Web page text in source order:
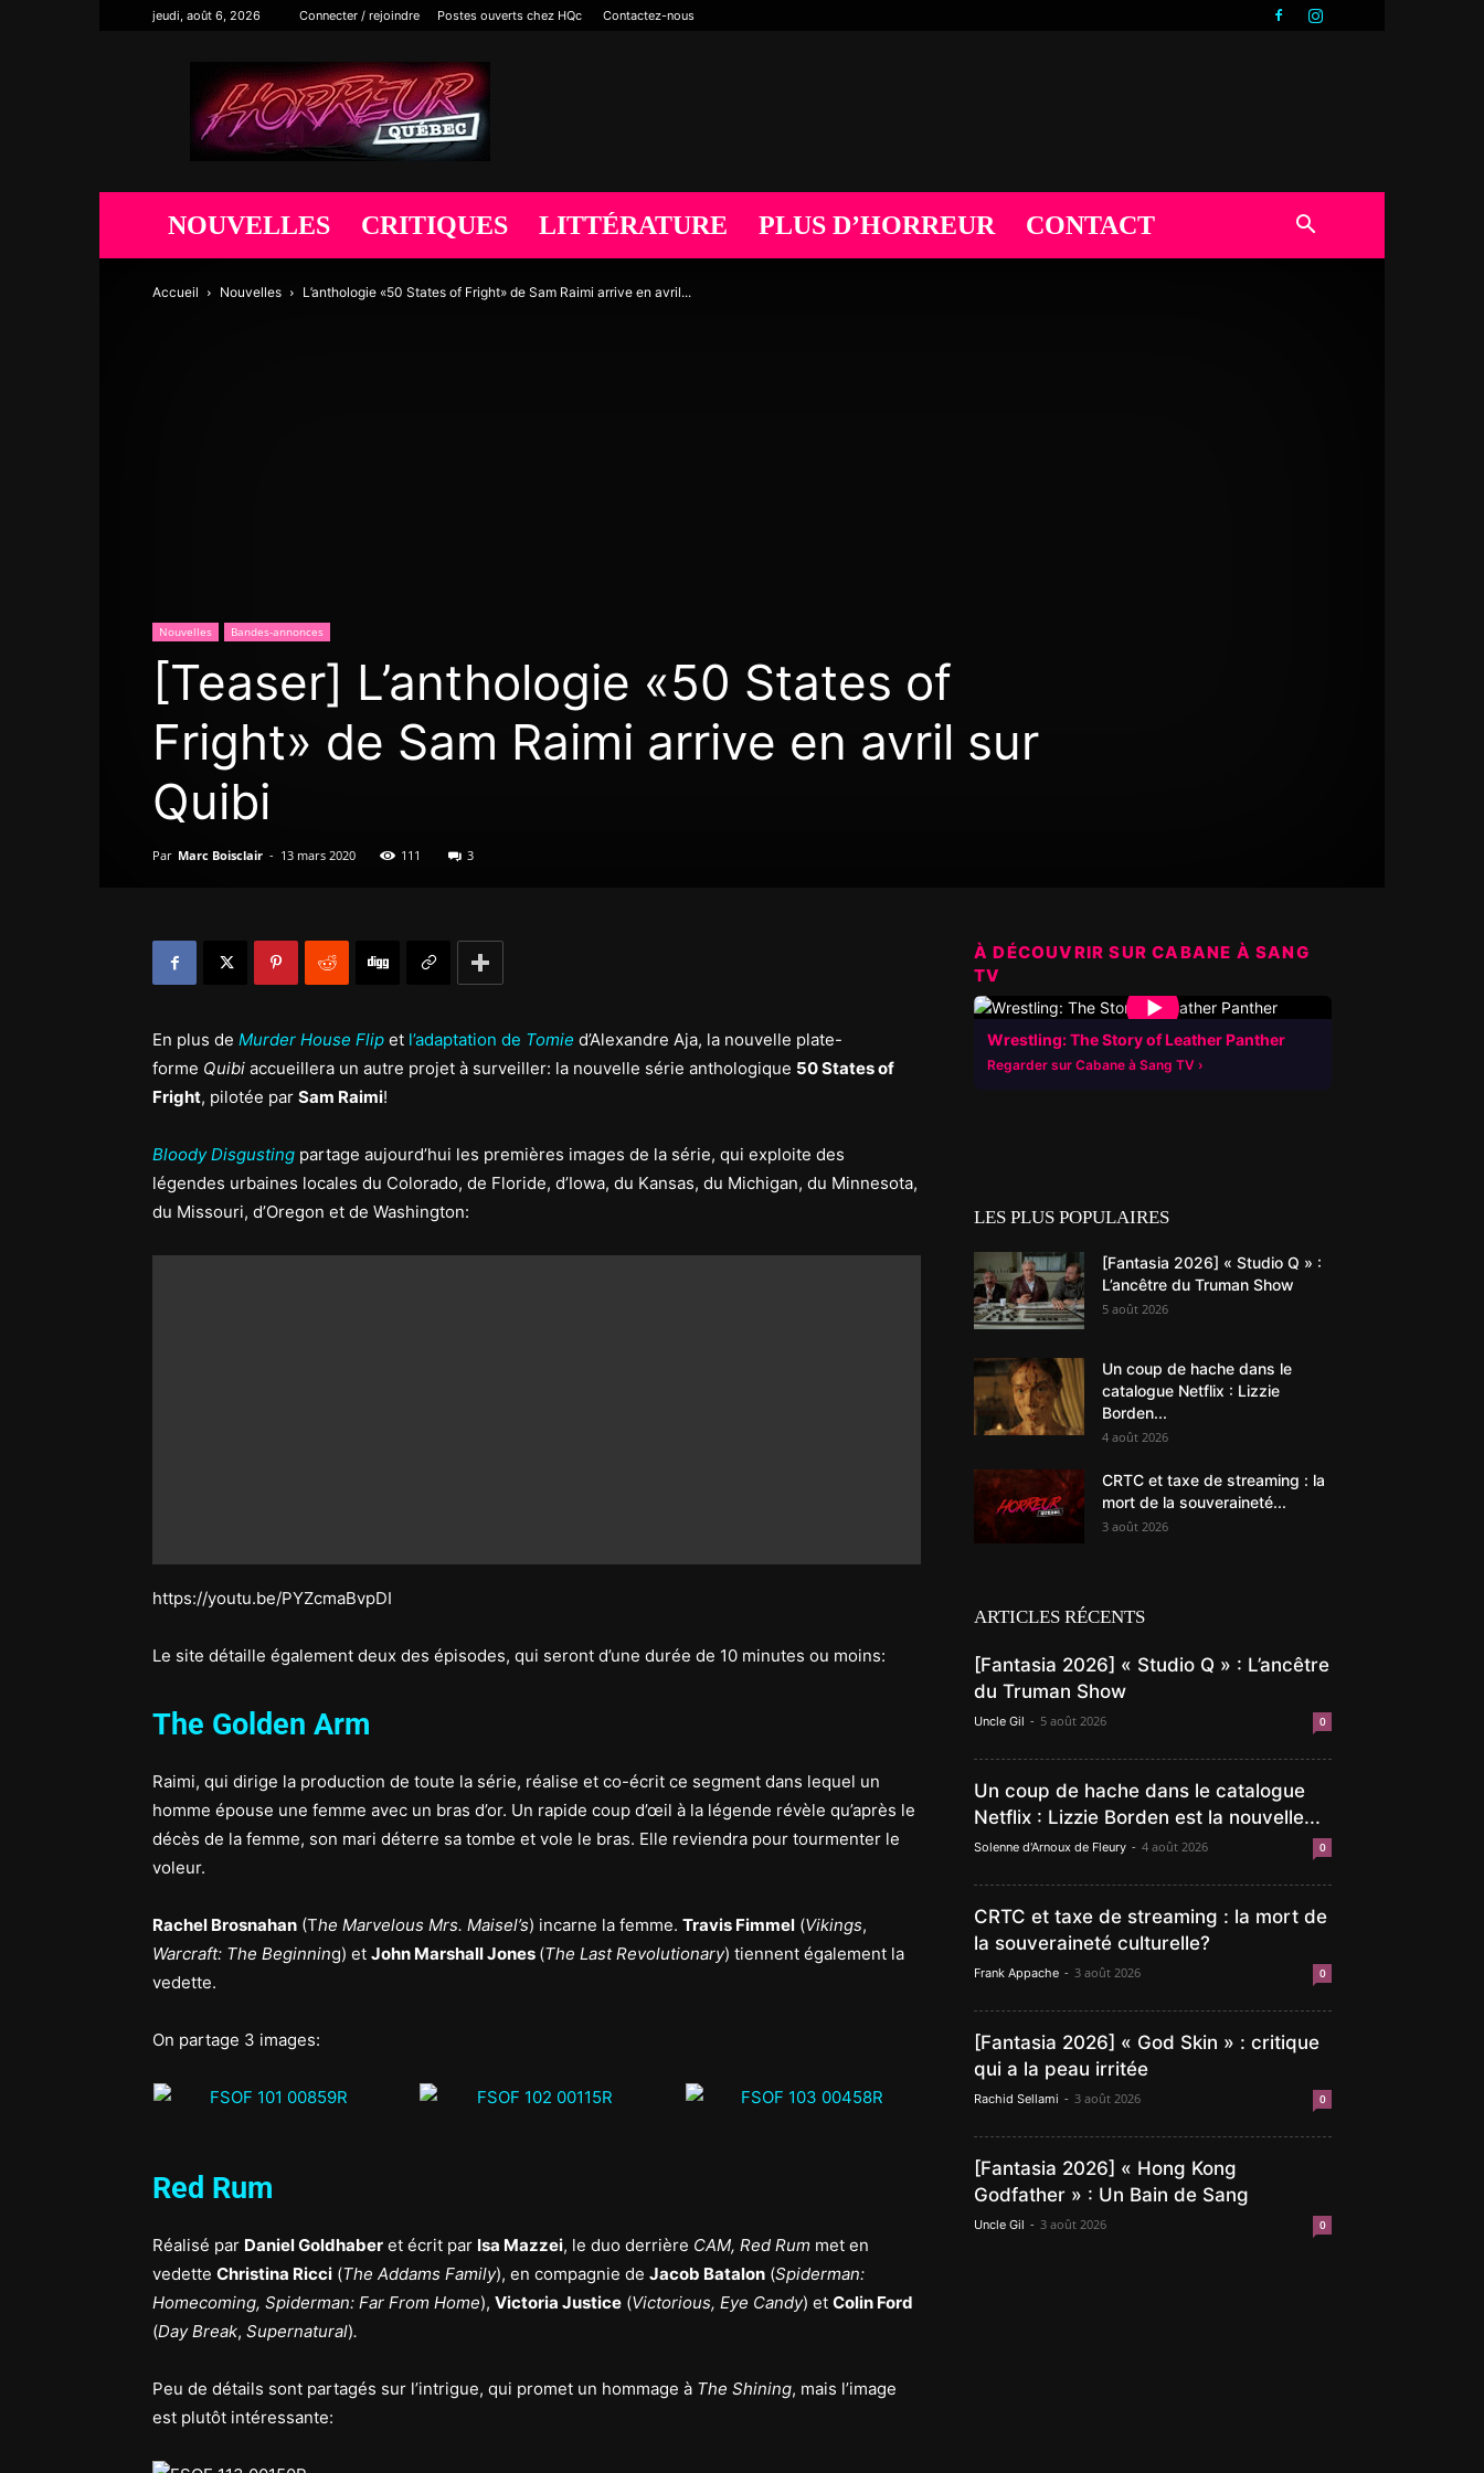
jeudi, août 6, 2026 Connecter / rejoindre Postes ouverts chez HQc Contactez-nous
Horreur
Québec
NOUVELLES CRITIQUES LITTÉRATURE PLUS D’HORREUR CONTACT
Accueil Nouvelles L’anthologie «50 States of Fright» de Sam Raimi arrive en avril...
Nouvelles Bandes-annonces
[Teaser] L’anthologie «50 States of
Fright» de Sam Raimi arrive en avril sur
Quibi
Par Marc Boisclair - 13 mars 2020 111 3
En plus de Murder House Flip et l’adaptation de Tomie d’Alexandre Aja, la nouvelle plate-
forme Quibi accueillera un autre projet à surveiller: la nouvelle série anthologique 50 States of
Fright, pilotée par Sam Raimi!
Bloody Disgusting partage aujourd’hui les premières images de la série, qui exploite des
légendes urbaines locales du Colorado, de Floride, d’Iowa, du Kansas, du Michigan, du Minnesota,
du Missouri, d’Oregon et de Washington:
https://youtu.be/PYZcmaBvpDI
Le site détaille également deux des épisodes, qui seront d’une durée de 10 minutes ou moins:
The Golden Arm
Raimi, qui dirige la production de toute la série, réalise et co-écrit ce segment dans lequel un
homme épouse une femme avec un bras d’or. Un rapide coup d’œil à la légende révèle qu’après le
décès de la femme, son mari déterre sa tombe et vole le bras. Elle reviendra pour tourmenter le
voleur.
Rachel Brosnahan (The Marvelous Mrs. Maisel’s) incarne la femme. Travis Fimmel (Vikings,
Warcraft: The Beginning) et John Marshall Jones (The Last Revolutionary) tiennent également la
vedette.
On partage 3 images:
Red Rum
Réalisé par Daniel Goldhaber et écrit par Isa Mazzei, le duo derrière CAM, Red Rum met en
vedette Christina Ricci (The Addams Family), en compagnie de Jacob Batalon (Spiderman:
Homecoming, Spiderman: Far From Home), Victoria Justice (Victorious, Eye Candy) et Colin Ford
(Day Break, Supernatural).
Peu de détails sont partagés sur l’intrigue, qui promet un hommage à The Shining, mais l’image
est plutôt intéressante:
À DÉCOUVRIR SUR CABANE À SANG
TV
▶
Wrestling: The Story of Leather Panther
Regarder sur Cabane à Sang TV
LES PLUS POPULAIRES
[Fantasia 2026] « Studio Q » :
L’ancêtre du Truman Show
5 août 2026
Un coup de hache dans le
catalogue Netflix : Lizzie
Borden...
4 août 2026
CRTC et taxe de streaming : la
mort de la souveraineté...
3 août 2026
ARTICLES RÉCENTS
[Fantasia 2026] « Studio Q » : L’ancêtre
du Truman Show
Uncle Gil - 5 août 2026 0
Un coup de hache dans le catalogue
Netflix : Lizzie Borden est la nouvelle...
Solenne d'Arnoux de Fleury - 4 août 2026 0
CRTC et taxe de streaming : la mort de
la souveraineté culturelle?
Frank Appache - 3 août 2026 0
[Fantasia 2026] « God Skin » : critique
qui a la peau irritée
Rachid Sellami - 3 août 2026 0
[Fantasia 2026] « Hong Kong
Godfather » : Un Bain de Sang
Uncle Gil - 3 août 2026 0